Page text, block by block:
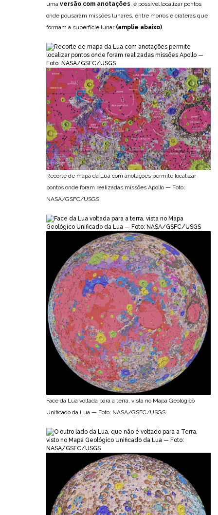
uma versão com anotações, é possível localizar pontos
onde pousaram missões lunares, entre morros e crateras que
formam a superfície lunar (amplie abaixo).
Recorte de mapa da Lua com anotações permite localizar
pontos onde foram realizadas missões Apollo — Foto:
NASA/GSFC/USGS
Face da Lua voltada para a terra, vista no Mapa Geológico
Unificado da Lua — Foto: NASA/GSFC/USGS